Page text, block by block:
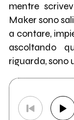
mentre
Maker sono
a contare,
ascoltando
riguarda, sono